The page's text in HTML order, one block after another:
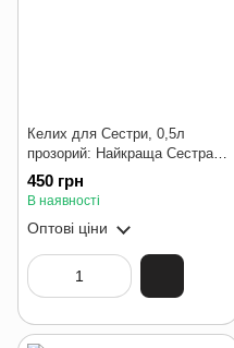
Келих для Сестри, 0,5л
прозорий: Найкраща Сестра у
світі
450 грн
В наявності
Оптові ціни